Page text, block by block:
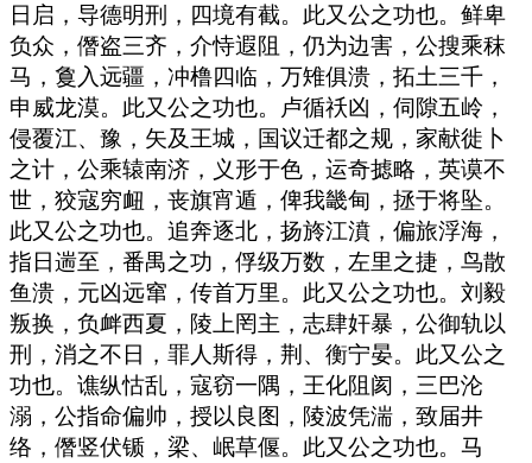
日启，导德明刑，四境有截。此又公之功也。鲜卑
负众，僭盗三齐，介恃遐阻，仍为边害，公搜乘秣
马，敻入远疆，冲橹四临，万雉俱溃，拓土三千，
申威龙漠。此又公之功也。卢循祅凶，伺隙五岭，
侵覆江、豫，矢及王城，国议迁都之规，家献徙卜
之计，公乘辕南济，义形于色，运奇摅略，英谟不
世，狡寇穷衄，丧旗宵遁，俾我畿甸，拯于将坠。
此又公之功也。追奔逐北，扬旍江濆，偏旅浮海，
指日遄至，番禺之功，俘级万数，左里之捷，鸟散
鱼溃，元凶远窜，传首万里。此又公之功也。刘毅
叛换，负衅西夏，陵上罔主，志肆奸暴，公御轨以
刑，消之不日，罪人斯得，荆、衡宁晏。此又公之
功也。谯纵怙乱，寇窃一隅，王化阻阂，三巴沦
溺，公指命偏帅，授以良图，陵波凭湍，致届井
络，僭竖伏锧，梁、岷草偃。此又公之功也。马